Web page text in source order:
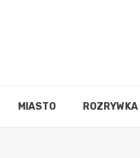
MIASTO ROZRYWKA